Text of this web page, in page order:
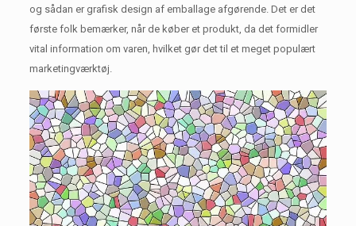
og sådan er grafisk design af emballage afgørende. Det er det
første folk bemærker, når de køber et produkt, da det formidler
vital information om varen, hvilket gør det til et meget populært
marketingværktøj.